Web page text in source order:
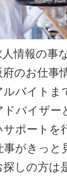
人情報の事
府のお仕事
バイトま
ドバイザー
サポート
事がきっと
探しの方は